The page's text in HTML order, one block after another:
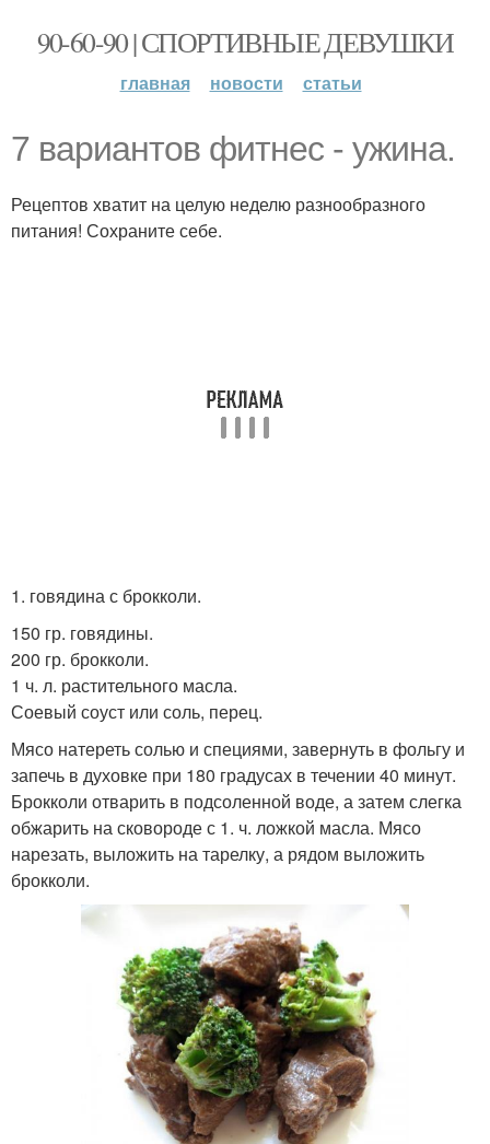
90-60-90 | СПОРТИВНЫЕ ДЕВУШКИ
главная новости статьи
7 вариантов фитнес - ужина.
Рецептов хватит на целую неделю разнообразного
питания! Сохраните себе.
1. говядина с брокколи.
150 гр. говядины.
200 гр. брокколи.
1 ч. л. растительного масла.
Соевый соуст или соль, перец.
Мясо натереть солью и специями, завернуть в фольгу и
запечь в духовке при 180 градусах в течении 40 минут.
Брокколи отварить в подсоленной воде, а затем слегка
обжарить на сковороде с 1. ч. ложкой масла. Мясо
нарезать, выложить на тарелку, а рядом выложить
брокколи.